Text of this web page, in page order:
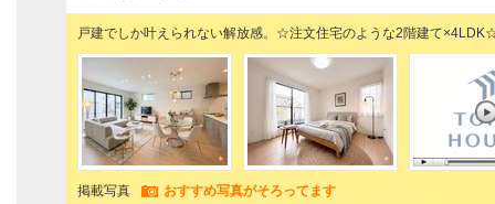
戸建でしか叶えられない解放感。☆注文住宅のような2階建て
掲載写真 おすすめ写真がそろってます